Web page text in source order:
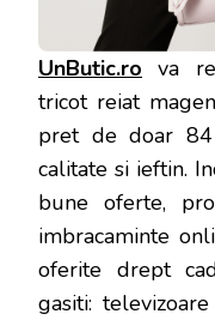
UnButic.ro va
tricot reiat
pret de doar
calitate si ieftin.
bune oferte,
imbracaminte
oferite drept
gasiti: